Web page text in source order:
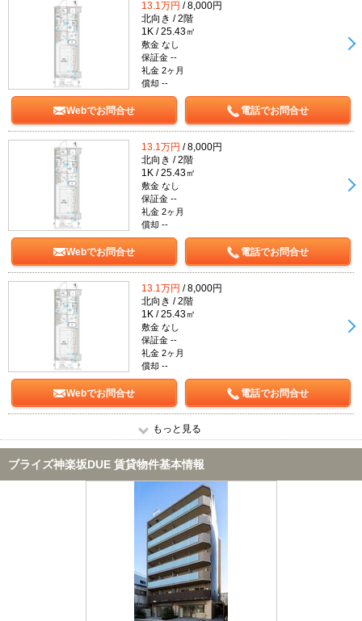
13.1万円 / 8,000円
北向き / 2階
1K / 25.43㎡
敷金 なし
保証金 --
礼金 2ヶ月
償却 --
Webでお問合せ 電話でお問合せ
13.1万円 / 8,000円
北向き / 2階
1K / 25.43㎡
敷金 なし
保証金 --
礼金 2ヶ月
償却 --
Webでお問合せ 電話でお問合せ
13.1万円 / 8,000円
北向き / 2階
1K / 25.43㎡
敷金 なし
保証金 --
礼金 2ヶ月
償却 --
Webでお問合せ 電話でお問合せ
もっと見る
ブライズ神楽坂DUE 賃貸物件基本情報